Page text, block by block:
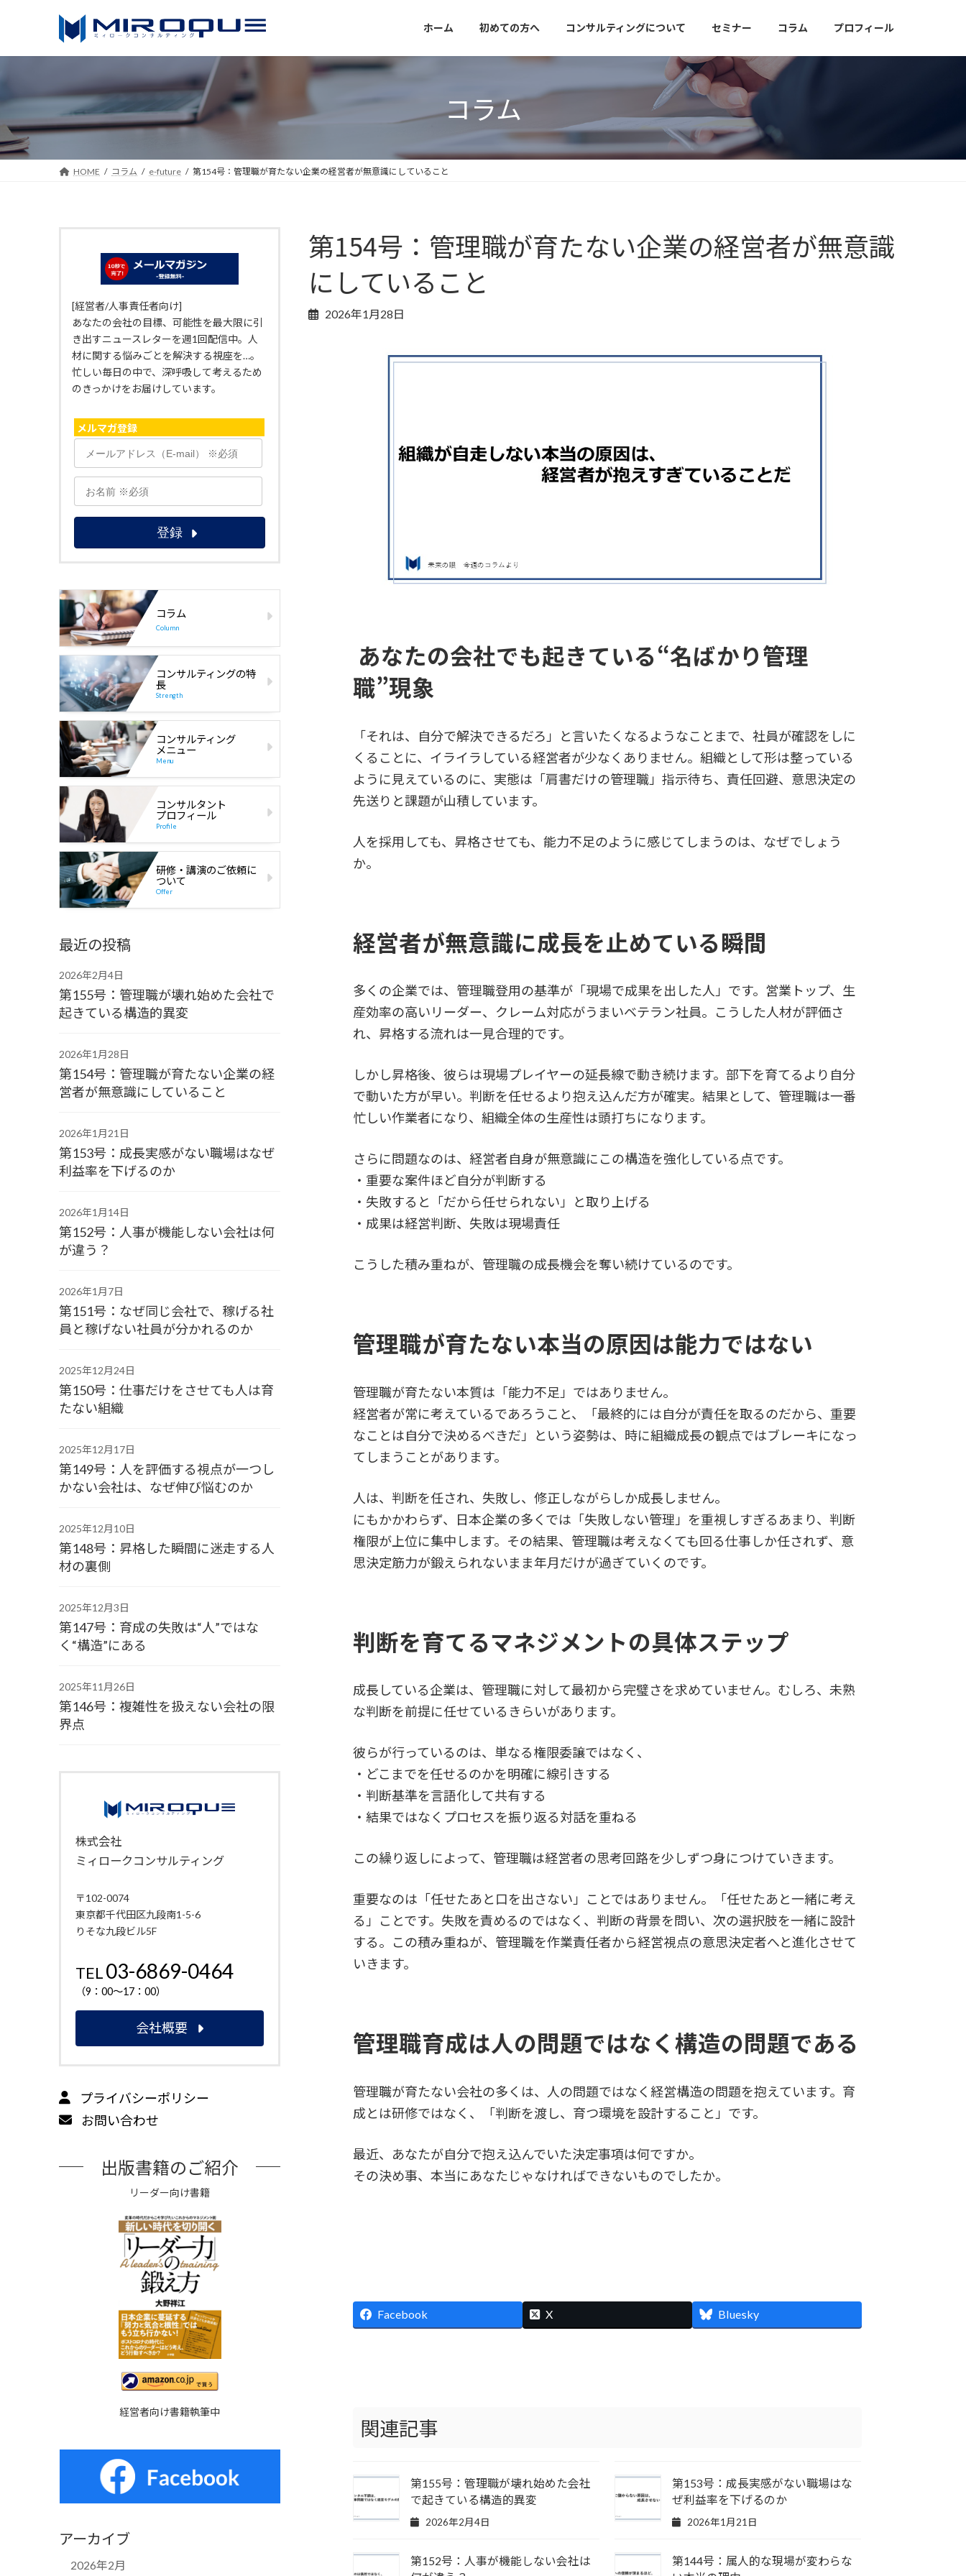
へ
ス
キ
ッ
ョ
ン
に
移
ホーム 初めての方へ コンサルティングについて セミナー コラム プロフィール
コラム
HOME コラム e-future 第154号：管理職が育たない企業の経営者が無意識にしていること
第154号：管理職が育たない企業の経営者が無意識
にしていること
2026年1月28日
あなたの会社でも起きている“名ばかり管理
職”現象
「それは、自分で解決できるだろ」と言いたくなるようなことまで、社員が確認をしに
くることに、イライラしている経営者が少なくありません。組織として形は整っている
ように見えているのに、実態は「肩書だけの管理職」指示待ち、責任回避、意思決定の
先送りと課題が山積しています。
人を採用しても、昇格させても、能力不足のように感じてしまうのは、なぜでしょう
か。
経営者が無意識に成長を止めている瞬間
多くの企業では、管理職登用の基準が「現場で成果を出した人」です。営業トップ、生
産効率の高いリーダー、クレーム対応がうまいベテラン社員。こうした人材が評価さ
れ、昇格する流れは一見合理的です。
しかし昇格後、彼らは現場プレイヤーの延長線で動き続けます。部下を育てるより自分
で動いた方が早い。判断を任せるより抱え込んだ方が確実。結果として、管理職は一番
忙しい作業者になり、組織全体の生産性は頭打ちになります。
さらに問題なのは、経営者自身が無意識にこの構造を強化している点です。
・重要な案件ほど自分が判断する
・失敗すると「だから任せられない」と取り上げる
・成果は経営判断、失敗は現場責任
こうした積み重ねが、管理職の成長機会を奪い続けているのです。
管理職が育たない本当の原因は能力ではない
管理職が育たない本質は「能力不足」ではありません。
経営者が常に考えているであろうこと、「最終的には自分が責任を取るのだから、重要
なことは自分で決めるべきだ」という姿勢は、時に組織成長の観点ではブレーキになっ
てしまうことがあります。
人は、判断を任され、失敗し、修正しながらしか成長しません。
にもかかわらず、日本企業の多くでは「失敗しない管理」を重視しすぎるあまり、判断
権限が上位に集中します。その結果、管理職は考えなくても回る仕事しか任されず、意
思決定筋力が鍛えられないまま年月だけが過ぎていくのです。
判断を育てるマネジメントの具体ステップ
成長している企業は、管理職に対して最初から完璧さを求めていません。むしろ、未熟
な判断を前提に任せているきらいがあります。
彼らが行っているのは、単なる権限委譲ではなく、
・どこまでを任せるのかを明確に線引きする
・判断基準を言語化して共有する
・結果ではなくプロセスを振り返る対話を重ねる
この繰り返しによって、管理職は経営者の思考回路を少しずつ身につけていきます。
重要なのは「任せたあと口を出さない」ことではありません。「任せたあと一緒に考え
る」ことです。失敗を責めるのではなく、判断の背景を問い、次の選択肢を一緒に設計
する。この積み重ねが、管理職を作業責任者から経営視点の意思決定者へと進化させて
いきます。
管理職育成は人の問題ではなく構造の問題である
管理職が育たない会社の多くは、人の問題ではなく経営構造の問題を抱えています。育
成とは研修ではなく、「判断を渡し、育つ環境を設計すること」です。
最近、あなたが自分で抱え込んでいた決定事項は何ですか。
その決め事、本当にあなたじゃなければできないものでしたか。
Facebook X Bluesky
関連記事
第155号：管理職が壊れ始めた会社
で起きている構造的異変
2026年2月4日
第153号：成長実感がない職場はな
ぜ利益率を下げるのか
2026年1月21日
第152号：人事が機能しない会社は
第144号：属人的な現場が変わらな
[経営者/人事責任者向け]
あなたの会社の目標、可能性を最大限に引
き出すニュースレターを週1回配信中。人
材に関する悩みごとを解決する視座を…。
忙しい毎日の中で、深呼吸して考えるため
のきっかけをお届けしています。
メルマガ登録
コラム
Column
コンサルティングの特
長
Strength
コンサルティング
メニュー
Menu
コンサルタント
プロフィール
Profile
研修・講演のご依頼に
ついて
Offer
最近の投稿
2026年2月4日
第155号：管理職が壊れ始めた会社で
起きている構造的異変
2026年1月28日
第154号：管理職が育たない企業の経
営者が無意識にしていること
2026年1月21日
第153号：成長実感がない職場はなぜ
利益率を下げるのか
2026年1月14日
第152号：人事が機能しない会社は何
が違う？
2026年1月7日
第151号：なぜ同じ会社で、稼げる社
員と稼げない社員が分かれるのか
2025年12月24日
第150号：仕事だけをさせても人は育
たない組織
2025年12月17日
第149号：人を評価する視点が一つし
かない会社は、なぜ伸び悩むのか
2025年12月10日
第148号：昇格した瞬間に迷走する人
材の裏側
2025年12月3日
第147号：育成の失敗は“人”ではな
く“構造”にある
2025年11月26日
第146号：複雑性を扱えない会社の限
界点
株式会社
ミィロークコンサルティング
〒102-0074
東京都千代田区九段南1-5-6
りそな九段ビル5F
TEL03-6869-0464
（9：00～17：00）
会社概要
プライバシーポリシー
お問い合わせ
出版書籍のご紹介
リーダー向け書籍
経営者向け書籍執筆中
アーカイブ
2026年2月